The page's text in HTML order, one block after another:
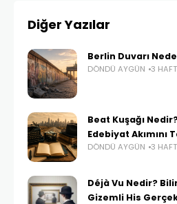
Diğer Yazılar
Berlin Duvarı
DÖNDÜ AYGÜN 3
Beat Kuşağı
Edebiyat Akımını
DÖNDÜ AYGÜN 3
Déjà Vu Nedir?
Gizemli His